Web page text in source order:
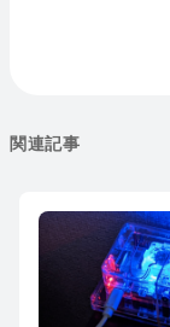
関連記事